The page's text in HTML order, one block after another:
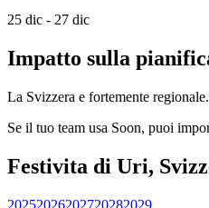
25 dic - 27 dic
Impatto sulla
La Svizzera e fortemente
Se il tuo team usa Soon, puoi
Festivita di Uri,
20252026202720282029